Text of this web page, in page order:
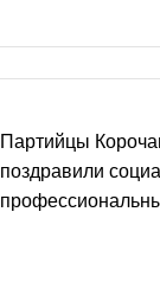
Партийцы
поздравили